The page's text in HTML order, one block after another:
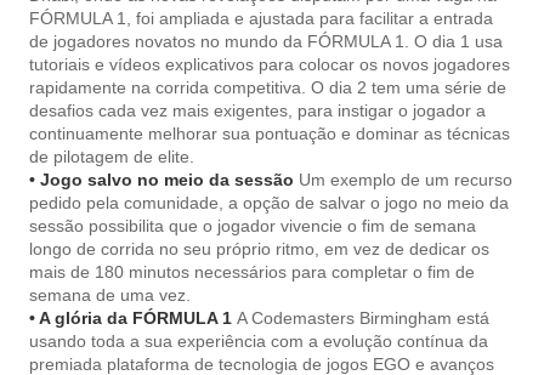
FÓRMULA 1, foi ampliada e ajustada para facilitar a entrada
de jogadores novatos no mundo da FÓRMULA 1. O dia 1 usa
tutoriais e vídeos explicativos para colocar os novos jogadores
rapidamente na corrida competitiva. O dia 2 tem uma série de
desafios cada vez mais exigentes, para instigar o jogador a
continuamente melhorar sua pontuação e dominar as técnicas
de pilotagem de elite.
• Jogo salvo no meio da sessão Um exemplo de um recurso
pedido pela comunidade, a opção de salvar o jogo no meio da
sessão possibilita que o jogador vivencie o fim de semana
longo de corrida no seu próprio ritmo, em vez de dedicar os
mais de 180 minutos necessários para completar o fim de
semana de uma vez.
• A glória da FÓRMULA 1A Codemasters Birmingham está
usando toda a sua experiência com a evolução contínua da
premiada plataforma de tecnologia de jogos EGO e avanços